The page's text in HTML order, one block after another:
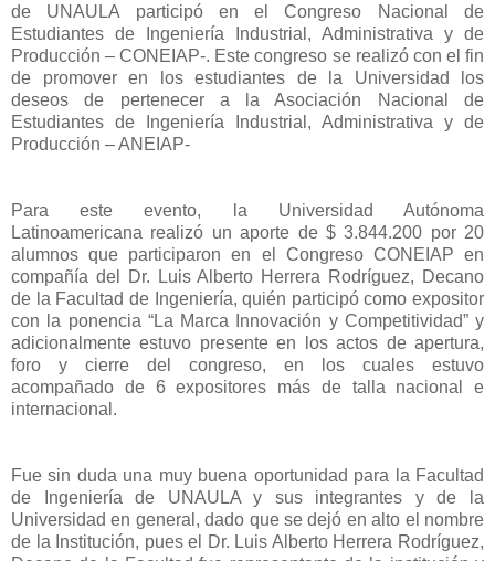
de UNAULA participó en el Congreso Nacional de
Estudiantes de Ingeniería Industrial, Administrativa y de
Producción – CONEIAP-. Este congreso se realizó con el fin
de promover en los estudiantes de la Universidad los
deseos de pertenecer a la Asociación Nacional de
Estudiantes de Ingeniería Industrial, Administrativa y de
Producción – ANEIAP-
Para este evento, la Universidad Autónoma
Latinoamericana realizó un aporte de $ 3.844.200 por 20
alumnos que participaron en el Congreso CONEIAP en
compañía del Dr. Luis Alberto Herrera Rodríguez, Decano
de la Facultad de Ingeniería, quién participó como expositor
con la ponencia “La Marca Innovación y Competitividad” y
adicionalmente estuvo presente en los actos de apertura,
foro y cierre del congreso, en los cuales estuvo
acompañado de 6 expositores más de talla nacional e
internacional.
Fue sin duda una muy buena oportunidad para la Facultad
de Ingeniería de UNAULA y sus integrantes y de la
Universidad en general, dado que se dejó en alto el nombre
de la Institución, pues el Dr. Luis Alberto Herrera Rodríguez,